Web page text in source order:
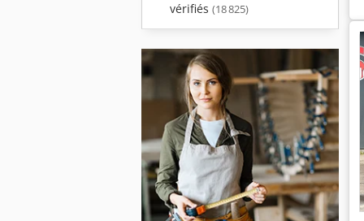
vérifiés (18 825)